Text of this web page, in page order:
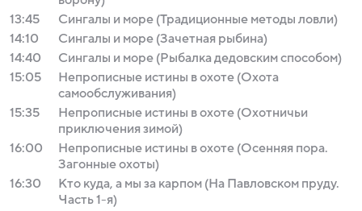
13:45
Сингалы и море (Традиционные методы ловли)
14:10
Сингалы и море (Зачетная рыбина)
14:40
Сингалы и море (Рыбалка дедовским способом)
15:05
Непрописные истины в охоте (Охота
самообслуживания)
15:35
Непрописные истины в охоте (Охотничьи
приключения зимой)
16:00
Непрописные истины в охоте (Осенняя пора.
Загонные охоты)
16:30
Кто куда, а мы за карпом (На Павловском пруду.
Часть 1-я)